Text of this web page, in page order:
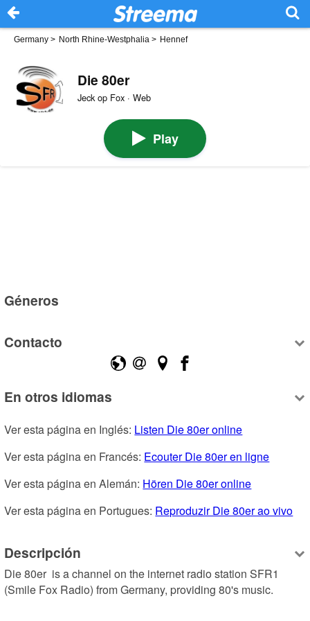
Germany > North Rhine-Westphalia > Hennef
Die 80er
Jeck op Fox · Web
Play
Géneros
Contacto
En otros idiomas
Ver esta página en Inglés: Listen Die 80er online
Ver esta página en Francés: Ecouter Die 80er en ligne
Ver esta página en Alemán: Hören Die 80er online
Ver esta página en Portugues: Reproduzir Die 80er ao vivo
Descripción
Die 80er  is a channel on the internet radio station SFR1
(Smile Fox Radio) from Germany, providing 80's music.